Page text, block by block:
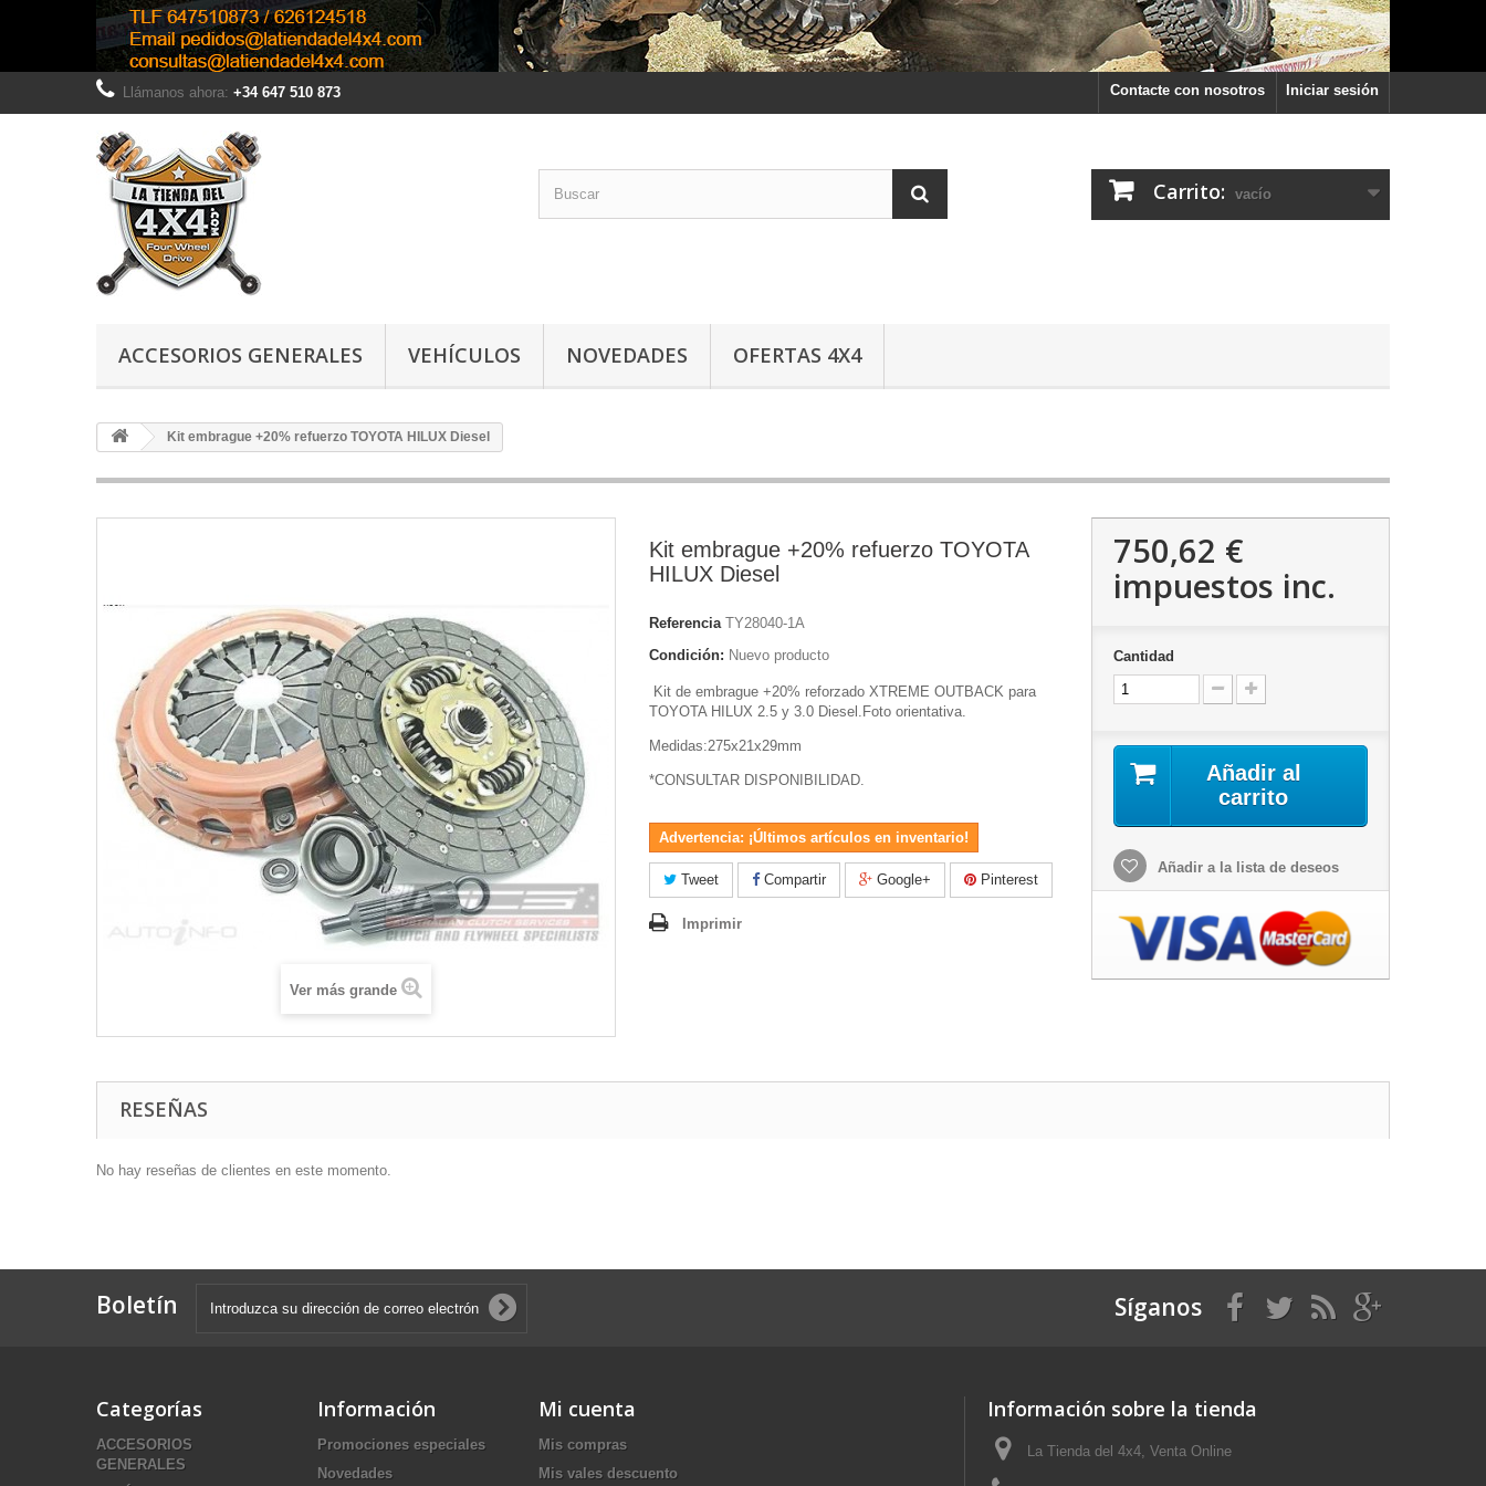
Iniciar sesión
Contacte con nosotros
Llámanos ahora: +34 647 510 873
Carrito: vacío
ACCESORIOS GENERALES VEHÍCULOS NOVEDADES OFERTAS 4X4
Kit embrague +20% refuerzo TOYOTA HILUX Diesel
Ver más grande
Kit embrague +20% refuerzo TOYOTA
HILUX Diesel
Referencia TY28040-1A
Condición: Nuevo producto
Kit de embrague +20% reforzado XTREME OUTBACK para
TOYOTA HILUX 2.5 y 3.0 Diesel.Foto orientativa.
Medidas:275x21x29mm
*CONSULTAR DISPONIBILIDAD.
Advertencia: ¡Últimos artículos en inventario!
Tweet Compartir Google+ Pinterest
Imprimir
750,62 €
impuestos inc.
Cantidad
Añadir al
carrito
Añadir a la lista de deseos
RESEÑAS
No hay reseñas de clientes en este momento.
Boletín Síganos
Categorías
ACCESORIOS
GENERALES
Información
Promociones especiales
Novedades
Mi cuenta
Mis compras
Mis vales descuento
Información sobre la tienda
La Tienda del 4x4, Venta Online